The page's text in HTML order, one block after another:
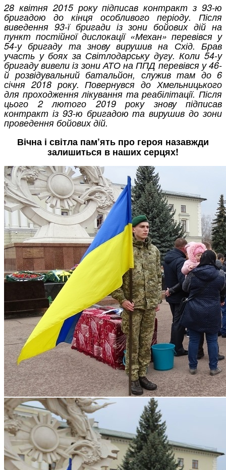
28 квітня 2015 року підписав контракт з 93-ю
бригадою до кінця особливого періоду. Після
виведення 93-ї бригади із зони бойових дій на
пункт постійної дислокації «Механ» перевівся у
54-у бригаду та знову вирушив на Схід. Брав
участь у боях за Світлодарську дугу. Коли 54-у
бригаду вивели із зони АТО на ППД перевівся у 46-
й розвідувальний батальйон, служив там до 6
січня 2018 року. Повернувся до Хмельницького
для проходження лікування та реабілітації. Після
цього 2 лютого 2019 року знову підписав
контракт із 93-ю бригадою та вирушив до зони
проведення бойових дій.
Вічна і світла пам’ять про героя назавжди
залишиться в наших серцях!